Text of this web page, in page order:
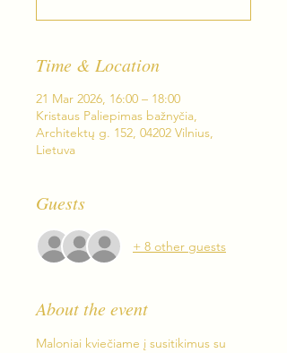
Time & Location
21 Mar 2026, 16:00 – 18:00
Kristaus Paliepimas bažnyčia,
Architektų g. 152, 04202 Vilnius,
Lietuva
Guests
+ 8 other guests
About the event
Maloniai kviečiame į susitikimus su